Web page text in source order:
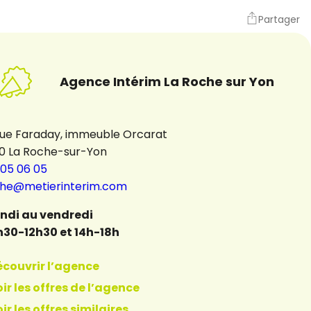
Partager
Agence Intérim La Roche sur Yon
Faraday, immeuble Orcarat
La Roche-sur-Yon
06 05
au vendredi
12h30 et 14h-18h
l’agence
les offres de l’agence